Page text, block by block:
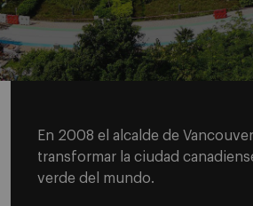
En 2008 el alcalde de
transformar la ciudad
verde del mundo.